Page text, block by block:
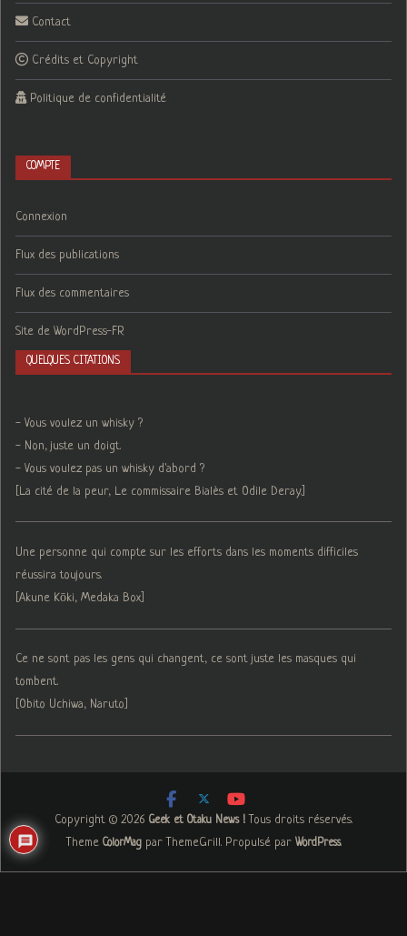
Contact
Crédits et Copyright
Politique de confidentialité
COMPTE
Connexion
Flux des publications
Flux des commentaires
Site de WordPress-FR
QUELQUES CITATIONS
- Vous voulez un whisky ?
- Non, juste un doigt.
- Vous voulez pas un whisky d'abord ?
[La cité de la peur, Le commissaire Bialès et Odile Deray.]
Une personne qui compte sur les efforts dans les moments difficiles
réussira toujours.
[Akune Kōki, Medaka Box]
Ce ne sont pas les gens qui changent, ce sont juste les masques qui
tombent.
[Obito Uchiwa, Naruto]
Copyright © 2026 Geek et Otaku News !. Tous droits réservés.
Theme ColorMagpar ThemeGrill. Propulsé par WordPress.